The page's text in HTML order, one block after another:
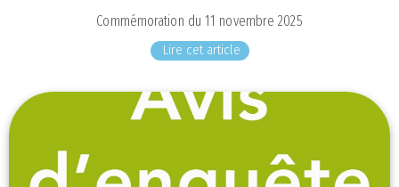
Commémoration du 11 novembre 2025
Lire cet article